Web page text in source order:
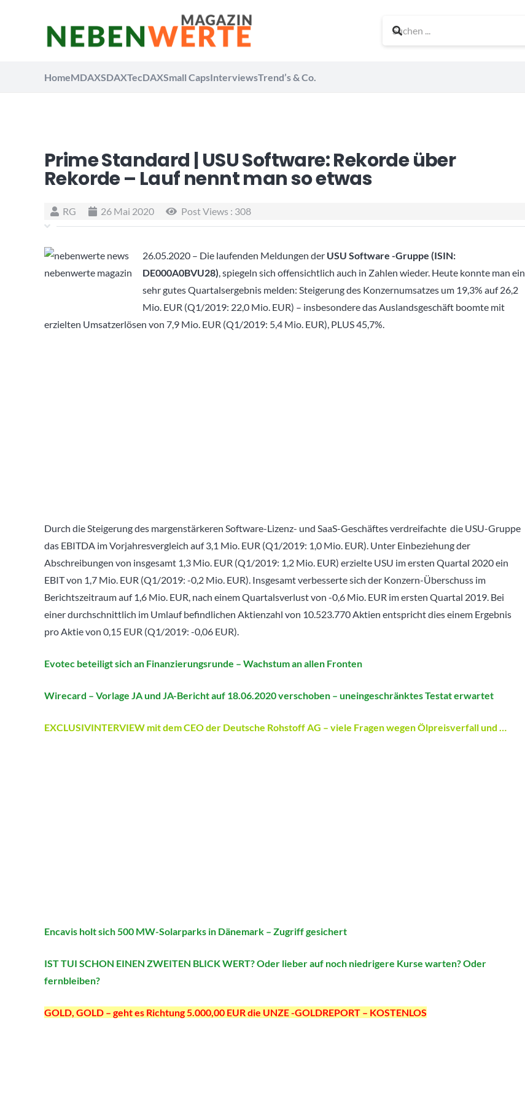
HomeMDAXSDAXTecDAXSmall CapsInterviewsTrend’s & Co.
Prime Standard | USU Software: Rekorde über
Rekorde – Lauf nennt man so etwas
RG 26 Mai 2020 Post Views : 308
26.05.2020 – Die laufenden Meldungen der USU Software -Gruppe (ISIN:
DE000A0BVU28), spiegeln sich offensichtlich auch in Zahlen wieder. Heute konnte man ein
sehr gutes Quartalsergebnis melden: Steigerung des Konzernumsatzes um 19,3% auf 26,2
Mio. EUR (Q1/2019: 22,0 Mio. EUR) – insbesondere das Auslandsgeschäft boomte mit
erzielten Umsatzerlösen von 7,9 Mio. EUR (Q1/2019: 5,4 Mio. EUR), PLUS 45,7%.
Durch die Steigerung des margenstärkeren Software-Lizenz- und SaaS-Geschäftes verdreifachte die USU-Gruppe
das EBITDA im Vorjahresvergleich auf 3,1 Mio. EUR (Q1/2019: 1,0 Mio. EUR). Unter Einbeziehung der
Abschreibungen von insgesamt 1,3 Mio. EUR (Q1/2019: 1,2 Mio. EUR) erzielte USU im ersten Quartal 2020 ein
EBIT von 1,7 Mio. EUR (Q1/2019: -0,2 Mio. EUR). Insgesamt verbesserte sich der Konzern-Überschuss im
Berichtszeitraum auf 1,6 Mio. EUR, nach einem Quartalsverlust von -0,6 Mio. EUR im ersten Quartal 2019. Bei
einer durchschnittlich im Umlauf befindlichen Aktienzahl von 10.523.770 Aktien entspricht dies einem Ergebnis
pro Aktie von 0,15 EUR (Q1/2019: -0,06 EUR).
Evotec beteiligt sich an Finanzierungsrunde – Wachstum an allen Fronten
Wirecard – Vorlage JA und JA-Bericht auf 18.06.2020 verschoben – uneingeschränktes Testat erwartet
EXCLUSIVINTERVIEW mit dem CEO der Deutsche Rohstoff AG – viele Fragen wegen Ölpreisverfall und …
Encavis holt sich 500 MW-Solarparks in Dänemark – Zugriff gesichert
IST TUI SCHON EINEN ZWEITEN BLICK WERT? Oder lieber auf noch niedrigere Kurse warten? Oder
fernbleiben?
GOLD, GOLD – geht es Richtung 5.000,00 EUR die UNZE -GOLDREPORT – KOSTENLOS